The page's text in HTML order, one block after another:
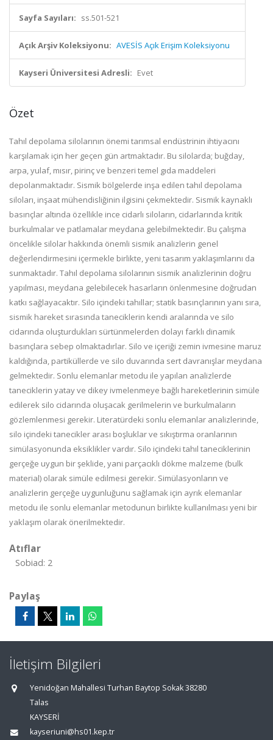
Sayfa Sayıları: ss.501-521
Açık Arşiv Koleksiyonu: AVESİS Açık Erişim Koleksiyonu
Kayseri Üniversitesi Adresli: Evet
Özet
Tahıl depolama silolarının önemi tarımsal endüstrinin ihtiyacını
karşılamak için her geçen gün artmaktadır. Bu silolarda; buğday,
arpa, yulaf, mısır, pirinç ve benzeri temel gıda maddeleri
depolanmaktadır. Sismik bölgelerde inşa edilen tahıl depolama
siloları, inşaat mühendisliğinin ilgisini çekmektedir. Sismik kaynaklı
basınçlar altında özellikle ince cidarlı siloların, cidarlarında kritik
burkulmalar ve patlamalar meydana gelebilmektedir. Bu çalışma
öncelikle silolar hakkında önemli sismik analizlerin genel
değerlendirmesini içermekle birlikte, yeni tasarım yaklaşımlarını da
sunmaktadır. Tahıl depolama silolarının sismik analizlerinin doğru
yapılması, meydana gelebilecek hasarların önlenmesine doğrudan
katkı sağlayacaktır. Silo içindeki tahıllar; statik basınçlarının yanı sıra,
sismik hareket sırasında taneciklerin kendi aralarında ve silo
cidarında oluşturdukları sürtünmelerden dolayı farklı dinamik
basınçlara sebep olmaktadırlar. Silo ve içeriği zemin ivmesine maruz
kaldığında, partiküllerde ve silo duvarında sert davranışlar meydana
gelmektedir. Sonlu elemanlar metodu ile yapılan analizlerde
taneciklerin yatay ve dikey ivmelenmeye bağlı hareketlerinin simüle
edilerek silo cidarında oluşacak gerilmelerin ve burkulmaların
gözlemlenmesi gerekir. Literatürdeki sonlu elemanlar analizlerinde,
silo içindeki tanecikler arası boşluklar ve sıkıştırma oranlarının
simülasyonunda eksiklikler vardır. Silo içindeki tahıl taneciklerinin
gerçeğe uygun bir şeklide, yani parçacıklı dökme malzeme (bulk
material) olarak simüle edilmesi gerekir. Simülasyonların ve
analizlerin gerçeğe uygunluğunu sağlamak için ayrık elemanlar
metodu ile sonlu elemanlar metodunun birlikte kullanılması yeni bir
yaklaşım olarak önerilmektedir.
Atıflar
Sobiad: 2
Paylaş
İletişim Bilgileri
Yenidoğan Mahallesi Turhan Baytop Sokak 38280
Talas
KAYSERİ
kayseriuni@hs01.kep.tr